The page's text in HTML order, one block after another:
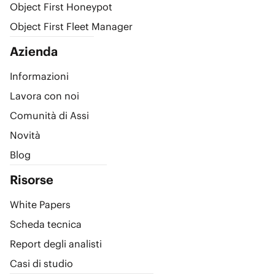
Object First Honeypot
Object First Fleet Manager
Azienda
Informazioni
Lavora con noi
Comunità di Assi
Novità
Blog
Risorse
White Papers
Scheda tecnica
Report degli analisti
Casi di studio